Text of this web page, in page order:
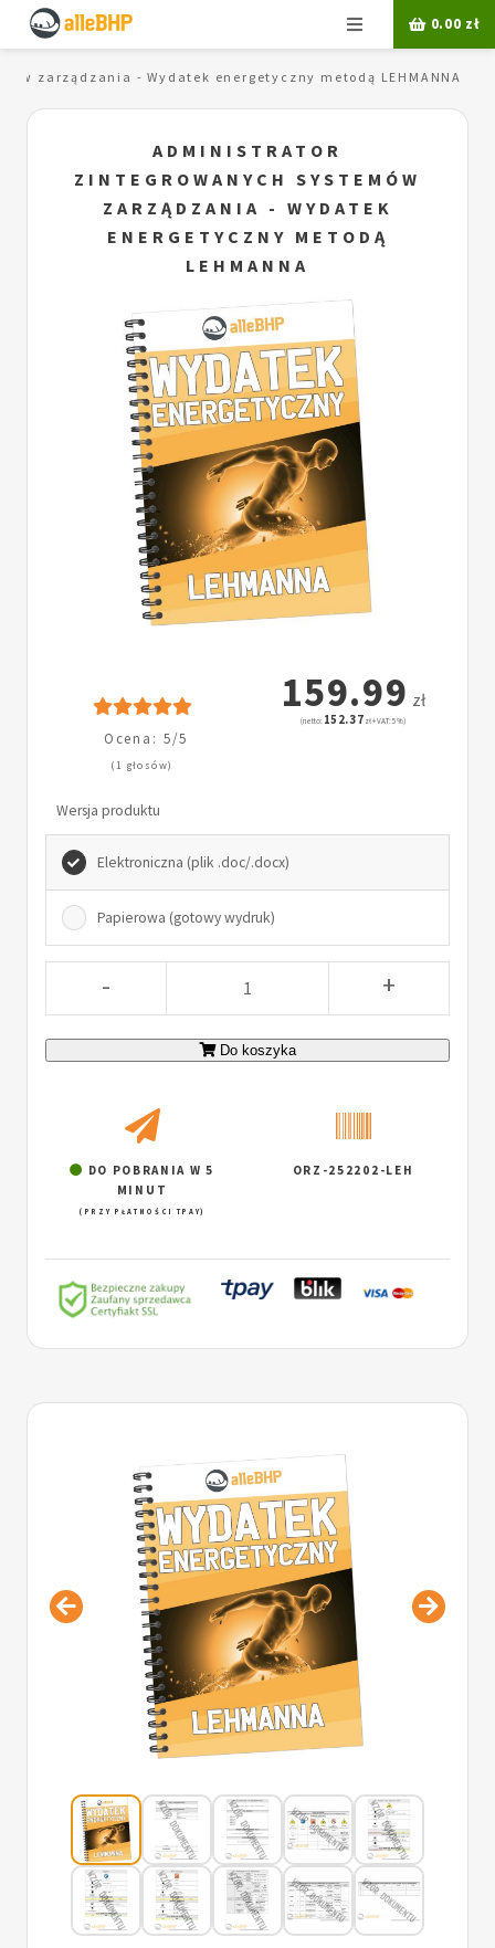
Menu 0.00 zł
zarządzania - Wydatek energetyczny metodą LEHMANNA
ADMINISTRATOR
ZINTEGROWANYCH SYSTEMÓW
ZARZĄDZANIA - WYDATEK
ENERGETYCZNY METODĄ
LEHMANNA
Ocena: 5/5
(1 głosów)
159.99 zł
(netto: 152.37 zł + VAT: 5%)
Wersja produktu
Elektroniczna (plik .doc/.docx)
Papierowa (gotowy wydruk)
- +
Do koszyka
DO POBRANIA W 5
MINUT
(PRZY PŁATNOŚCI TPAY)
ORZ-252202-LEH